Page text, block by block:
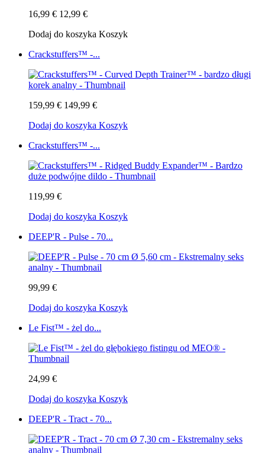
16,99 € 12,99 €
Dodaj do koszyka Koszyk
Crackstuffers™ -...
159,99 € 149,99 €
Dodaj do koszyka Koszyk
Crackstuffers™ -...
119,99 €
Dodaj do koszyka Koszyk
DEEP'R - Pulse - 70...
99,99 €
Dodaj do koszyka Koszyk
Le Fist™ - żel do...
24,99 €
Dodaj do koszyka Koszyk
DEEP'R - Tract - 70...